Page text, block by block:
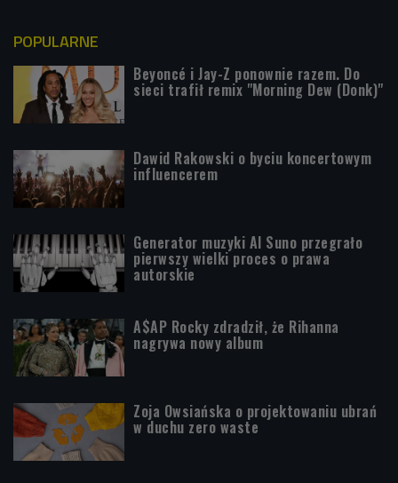
POPULARNE
Beyoncé i Jay-Z ponownie razem. Do
sieci trafił remix "Morning Dew (Donk)"
Dawid Rakowski o byciu koncertowym
influencerem
Generator muzyki AI Suno przegrało
pierwszy wielki proces o prawa
autorskie
A$AP Rocky zdradził, że Rihanna
nagrywa nowy album
Zoja Owsiańska o projektowaniu ubrań
w duchu zero waste